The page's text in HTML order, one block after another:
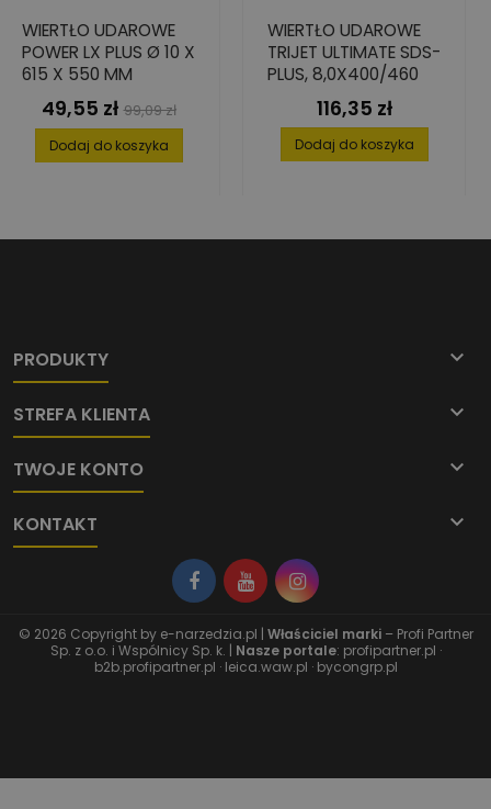
WIERTŁO UDAROWE
POWER LX PLUS Ø 10 X
615 X 550 MM
Cena
49,55 zł Cena
podstawowa
99,09 zł
Dodaj do koszyka
WIERTŁO UDAROWE
TRIJET ULTIMATE SDS-
PLUS, 8,0X400/460
Cena
116,35 zł
Dodaj do koszyka
PRODUKTY 
STREFA KLIENTA 
TWOJE KONTO 
KONTAKT 
© 2026 Copyright by e-narzedzia.pl | Właściciel marki– Profi Partner
Sp. z o.o. i Wspólnicy Sp. k. | Nasze portale: profipartner.pl ·
b2b.profipartner.pl · leica.waw.pl · bycongrp.pl